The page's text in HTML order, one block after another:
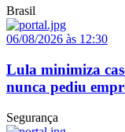
Brasil
06/08/2026 às 12:30
Lula minimiza
nunca pediu
Segurança